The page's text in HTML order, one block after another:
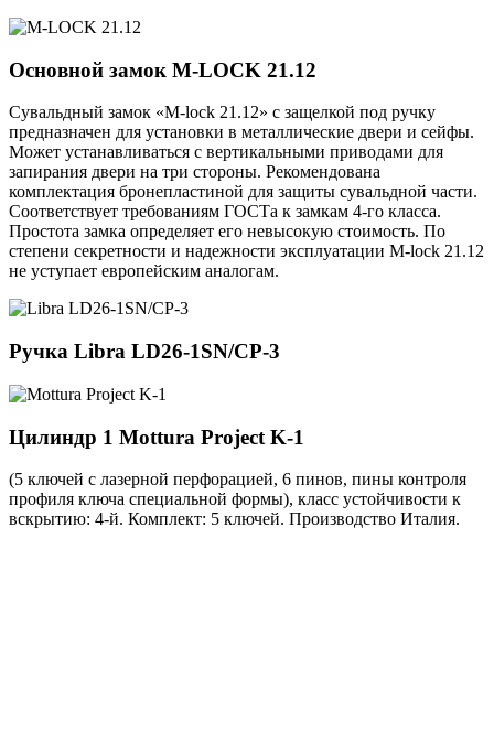
Основной замок M-LOCK 21.12
Сувальдный замок «M-lock 21.12» с защелкой под ручку
предназначен для установки в металлические двери и сейфы.
Может устанавливаться с вертикальными приводами для
запирания двери на три стороны. Рекомендована
комплектация бронепластиной для защиты сувальдной части.
Соответствует требованиям ГОСТа к замкам 4-го класса.
Простота замка определяет его невысокую стоимость. По
степени секретности и надежности эксплуатации M-lock 21.12
не уступает европейским аналогам.
Ручка Libra LD26-1SN/CP-3
Цилиндр 1 Mottura Project K-1
(5 ключей с лазерной перфорацией, 6 пинов, пины контроля
профиля ключа специальной формы), класс устойчивости к
вскрытию: 4-й. Комплект: 5 ключей. Производство Италия.